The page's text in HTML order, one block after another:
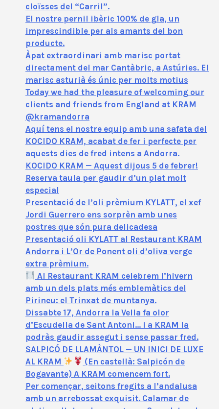
cloïsses del “Carril”.
El nostre pernil ibèric 100% de gla, un
imprescindible per als amants del bon
producte.
Àpat extraordinari amb marisc portat
directament del mar Cantàbric, a Astúries. El
marisc asturià és únic per molts motius
Today we had the pleasure of welcoming our
clients and friends from England at KRAM
@kramandorra
Aquí tens el nostre equip amb una safata del
KOCIDO KRAM, acabat de fer i perfecte per
aquests dies de fred intens a Andorra.
KOCIDO KRAM — Aquest dijous 5 de febrer!
Reserva taula per gaudir d’un plat molt
especial
Presentació de l’oli prèmium KYLATT, el xef
Jordi Guerrero ens sorprèn amb unes
postres que són pura delicadesa
Presentació oli KYLATT al Restaurant KRAM
Andorra i L’Or de Ponent oli d’oliva verge
extra prèmium.
Al Restaurant KRAM celebrem l’hivern
amb un dels plats més emblemàtics del
Pirineu: el Trinxat de muntanya.
Dissabte 17, Andorra la Vella fa olor
d’Escudella de Sant Antoni… i a KRAM la
podràs gaudir assegut i sense passar fred.
SALPICÓ DE LLAMÀNTOL — UN INICI DE LUXE
AL KRAM
(En castellà: Salpicón de
Bogavante) A KRAM comencem fort.
Per començar, seitons fregits a l’andalusa
amb un arrebossat exquisit. Calamar de